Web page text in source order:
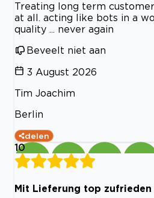
Treating long term
at all. acting like bots in a
quality ... never again
Beveelt niet aan
3 August 2026
Tim Joachim
Berlin
delen
10
Mit Lieferung top zufrieden